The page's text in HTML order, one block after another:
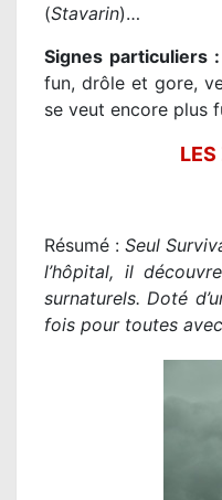
(Stavarin)…
Signes particuliers :
fun, drôle et gore,
se veut encore plus
Résumé :Seul
l’hôpital, il
surnaturels. Doté
fois pour toutes